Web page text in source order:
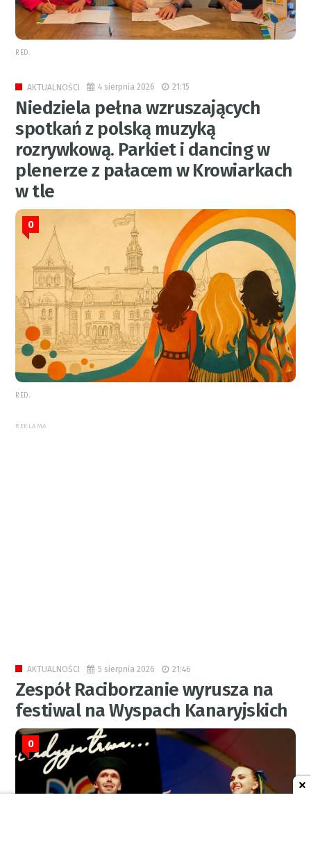
RED.
AKTUALNOŚCI 4 sierpnia 2026 21:15
Niedziela pełna wzruszających
spotkań z polską muzyką
rozrywkową. Parkiet i dancing w
plenerze z pałacem w Krowiarkach
w tle
0
RED.
REKLAMA
AKTUALNOŚCI 5 sierpnia 2026 21:46
Zespół Raciborzanie wyrusza na
festiwal na Wyspach Kanaryjskich
0